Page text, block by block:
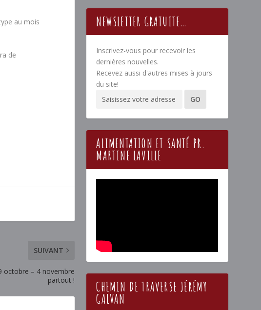
au mois
de
SUIVANT
octobre – 4 novembre
partout !
NEWSLETTER GRATUITE…
Inscrivez-vous pour recevoir les
dernières nouvelles.
Recevez aussi d'autres mises à jours
du site!
ALIMENTATION ET SANTÉ PR.
MARTINE LAVILLE
CHEMIN DE TRAVERSE JÉRÉMY
GALVAN